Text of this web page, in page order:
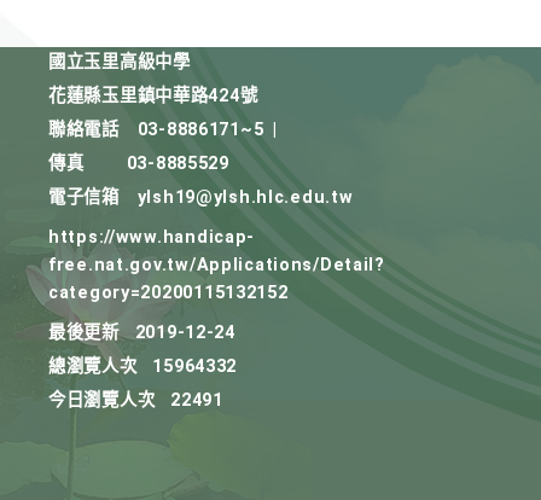
國立玉里高級中學
花蓮縣玉里鎮中華路424號
聯絡電話
03-8886171~5
傳真
03-8885529
電子信箱
ylsh19@ylsh.hlc.edu.tw
https://www.handicap-
free.nat.gov.tw/Applications/Detail?
category=20200115132152
最後更新
2019-12-24
總瀏覽人次
15964332
今日瀏覽人次
22491